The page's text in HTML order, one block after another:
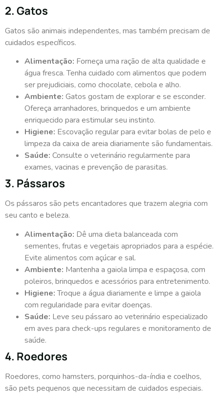
2. Gatos
Gatos são animais independentes, mas também precisam de
cuidados específicos.
Alimentação: Forneça uma ração de alta qualidade e
água fresca. Tenha cuidado com alimentos que podem
ser prejudiciais, como chocolate, cebola e alho.
Ambiente: Gatos gostam de explorar e se esconder.
Ofereça arranhadores, brinquedos e um ambiente
enriquecido para estimular seu instinto.
Higiene: Escovação regular para evitar bolas de pelo e
limpeza da caixa de areia diariamente são fundamentais.
Saúde: Consulte o veterinário regularmente para
exames, vacinas e prevenção de parasitas.
3. Pássaros
Os pássaros são pets encantadores que trazem alegria com
seu canto e beleza.
Alimentação: Dê uma dieta balanceada com
sementes, frutas e vegetais apropriados para a espécie.
Evite alimentos com açúcar e sal.
Ambiente: Mantenha a gaiola limpa e espaçosa, com
poleiros, brinquedos e acessórios para entretenimento.
Higiene:Troque a água diariamente e limpe a gaiola
com regularidade para evitar doenças.
Saúde: Leve seu pássaro ao veterinário especializado
em aves para check-ups regulares e monitoramento de
saúde.
4. Roedores
Roedores, como hamsters, porquinhos-da-índia e coelhos,
são pets pequenos que necessitam de cuidados especiais.